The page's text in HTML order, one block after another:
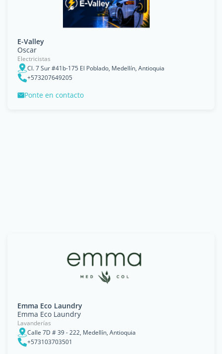
E-Valley
Oscar
Electricistas
Cl. 7 Sur #41b-175 El Poblado, Medellín, Antioquia
+573207649205
Ponte en contacto
Emma Eco Laundry
Emma Eco Laundry
Lavanderías
Calle 7D # 39 - 222, Medellín, Antioquia
+573103703501